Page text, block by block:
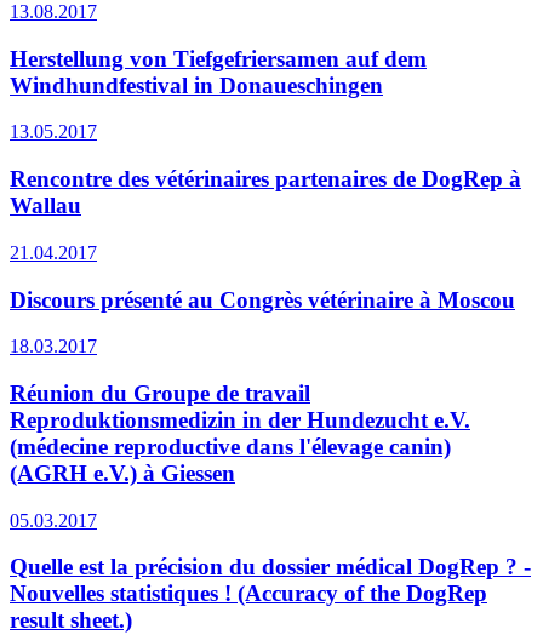
13.08.2017
Herstellung von Tiefgefriersamen auf dem
Windhundfestival in Donaueschingen
13.05.2017
Rencontre des vétérinaires partenaires de DogRep à
Wallau
21.04.2017
Discours présenté au Congrès vétérinaire à Moscou
18.03.2017
Réunion du Groupe de travail
Reproduktionsmedizin in der Hundezucht e.V.
(médecine reproductive dans l'élevage canin)
(AGRH e.V.) à Giessen
05.03.2017
Quelle est la précision du dossier médical DogRep ? -
Nouvelles statistiques ! (Accuracy of the DogRep
result sheet.)